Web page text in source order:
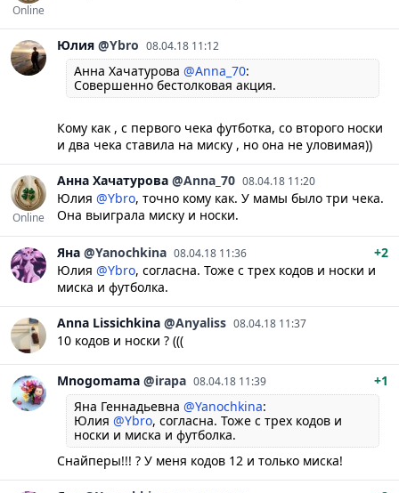
Online
Юлия @Ybro 08.04.18 11:12
Анна Хачатурова @Anna_70:
Совершенно бестолковая акция.
Кому как , с первого чека футботка, со второго носки
и два чека ставила на миску , но она не уловимая))
Online
Анна Хачатурова @Anna_70 08.04.18 11:20
Юлия @Ybro, точно кому как. У мамы было три чека.
Она выиграла миску и носки.
Яна @Yanochkina 08.04.18 11:36
+2
Юлия @Ybro, согласна. Тоже с трех кодов и носки и
миска и футболка.
Anna Lissichkina @Anyaliss 08.04.18 11:37
10 кодов и носки ? (((
Mnogomama @irapa 08.04.18 11:39
+1
Яна Геннадьевна @Yanochkina:
Юлия @Ybro, согласна. Тоже с трех кодов и
носки и миска и футболка.
Снайперы!!! ? У меня кодов 12 и только миска!